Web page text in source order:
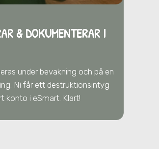
& DOKUMENTERAR I
under bevakning och på en
Ni får ett destruktionsintyg
konto i eSmart. Klart!